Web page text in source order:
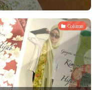
Column